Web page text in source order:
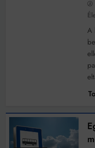
működik, ha jól van felújítva
Ingatlanpiaci szakértők
Munkácsy nem Krisztust
Ahol köszönnek, ott még
Amikor a Tetris
Létezik tökéletes élet:
Karinthy Frigyes: a zseni, aki
koponyájába
Ki akarsz törni. De miből?
A